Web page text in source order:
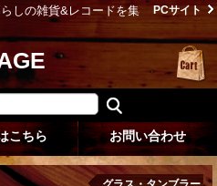
しの雑貨&レコードを集
PCサイト
こちら お問い合わせ